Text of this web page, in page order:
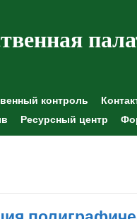
контроль
Ресурсный центр